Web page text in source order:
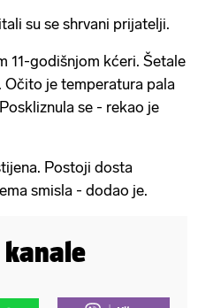
su se shrvani prijatelji.
11-godišnjom kćeri. Šetale
Očito je temperatura pala
se - rekao je
Postoji dosta
smisla - dodao je.
kanale